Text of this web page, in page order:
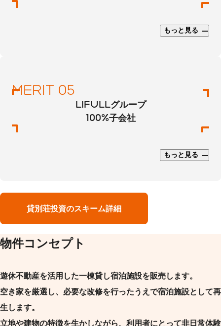
もっと見る
LIFULLグループ
100%子会社
もっと見る
貸別荘投資のスキーム詳細
物件コンセプト
遊休不動産を活用した一棟貸し宿泊施設を販売します。
空き家を厳選し、必要な改修を行ったうえで宿泊施設として再
生します。
立地や建物の特徴を生かしながら、利用者にとって非日常体験